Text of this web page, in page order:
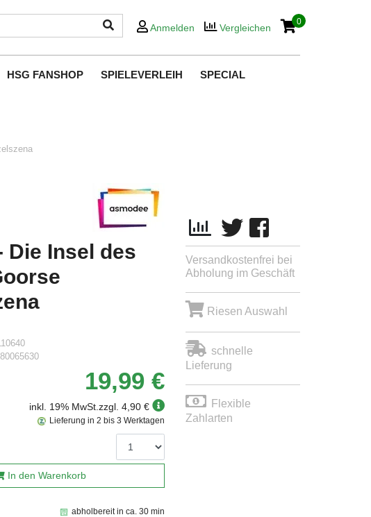
Anmelden Vergleichen
0
HSG FANSHOP SPIELEVERLEIH SPECIAL
Die Insel des
19,99 €
inkl. 19% MwSt. zzgl. 4,90 €
abholbereit in ca. 30 min
Lieferung in 2 bis 3 Werktagen
In den Warenkorb
Versandkostenfrei bei
Abholung im Geschäft
Riesen Auswahl
schnelle
Lieferung
Flexible
Zahlarten